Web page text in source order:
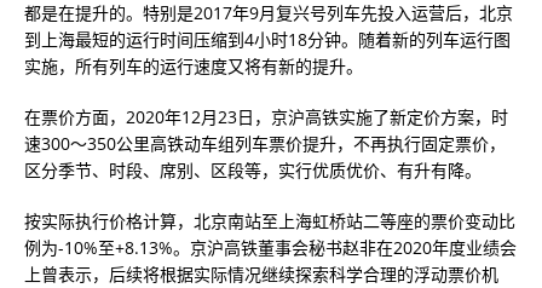
都是在提升的。特别是2017年9月复兴号列车先投入运营后，北京
到上海最短的运行时间压缩到4小时18分钟。随着新的列车运行图
实施，所有列车的运行速度又将有新的提升。
在票价方面，2020年12月23日，京沪高铁实施了新定价方案，时
速300～350公里高铁动车组列车票价提升，不再执行固定票价，
区分季节、时段、席别、区段等，实行优质优价、有升有降。
按实际执行价格计算，北京南站至上海虹桥站二等座的票价变动比
例为-10%至+8.13%。京沪高铁董事会秘书赵非在2020年度业绩会
上曾表示，后续将根据实际情况继续探索科学合理的浮动票价机